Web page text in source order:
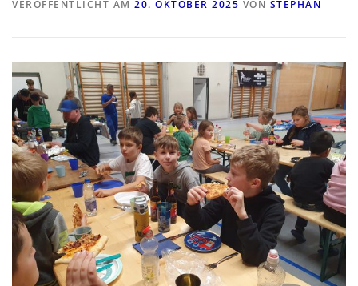
VERÖFFENTLICHT AM 20. OKTOBER 2025 VON STEPHAN